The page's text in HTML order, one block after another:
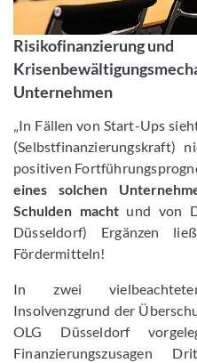
Risikofinanzierung und
Unternehmen
„In Fällen von Start-Ups
(Selbstfinanzierungskraft)
positiven
eines solchen
Schulden machtund von
Düsseldorf) Ergänzen
Fördermitteln!
In zwei
Insolvenzgrund der
OLG Düsseldorf
Finanzierungszusagen